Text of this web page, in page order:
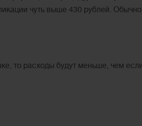
чуть выше 430 рублей.
то расходы будут меньше, чем